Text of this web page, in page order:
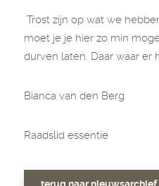
Trost zijn op wat we
moet je je hier zo min
durven laten. Daar waar er
Bianca van den Berg
Raadslid essentie